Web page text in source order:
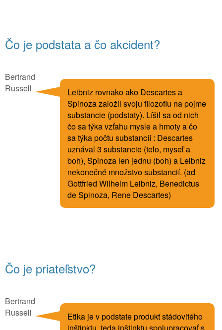
Čo je podstata a čo akcident?
Bertrand
Russell
Leibniz rovnako ako Descartes a
Spinoza založil svoju filozofiu na pojme
substancie (podstaty). Líšil sa od nich
čo sa týka vzťahu mysle a hmoty a čo
sa týka počtu substancíí : Descartes
uznával 3 substancie (telo, myseľ a
boh), Spinoza len jednu (boh) a Leibniz
nekonečné množstvo substancií. (ad
Gottfried Wilhelm Leibniz, Benedictus
de Spinoza, Rene Descartes)
Čo je priateľstvo?
Bertrand
Russell
Etika je v podstate produkt stádovitého